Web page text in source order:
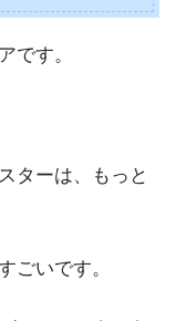
です。
ターは、もっと
ごいです。